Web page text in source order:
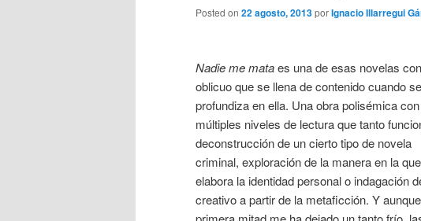
Posted on 22 agosto, 2013porIgnacio Illarregui
Nadie me mataes una de esas novelas
oblicuo que se llena de contenido cuando se
profundiza en ella. Una obra polisémica con
múltiples niveles de lectura que tanto
deconstrucción de un cierto tipo de novela
criminal, exploración de la manera en la
elabora la identidad personal o indagación
creativo a partir de la metaficción. Y